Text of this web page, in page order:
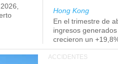
Hong Kong
En el trimestre de
ingresos
crecieron un
ACCIDENTES